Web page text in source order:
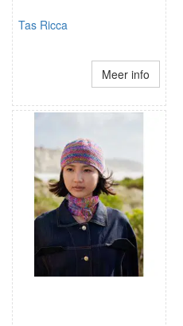
Tas Ricca
Meer info